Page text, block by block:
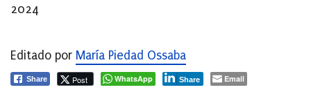
2024
Editado por María Piedad Ossaba
Share Post WhatsApp Share Email